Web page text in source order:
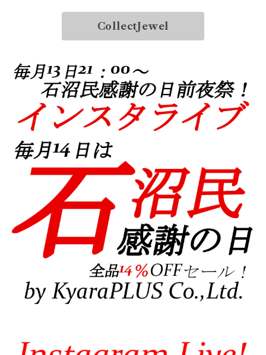
CollectJewel